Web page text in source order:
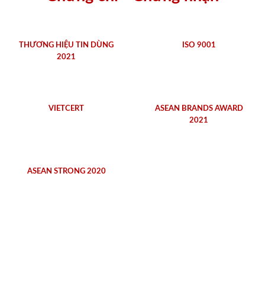
THƯƠNG HIỆU TIN DÙNG
2021
ISO 9001
VIETCERT
ASEAN BRANDS AWARD
2021
ASEAN STRONG 2020